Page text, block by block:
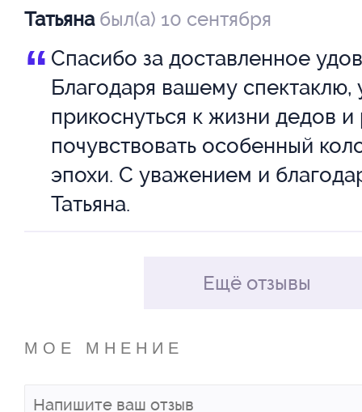
Новой сцене.
Рассадка свободная, при
норм социального
соответствии с Указом Мэра
июля 2020 г. № 77-УМ.
колеса. Кондуктор, нажми на
маменьке родной с
спешу показаться на глаза».
Но озорных, конечно, больше.
незабываемый «Цыпленок
Приходите! Не пожалеете.
Татьянабыл(а) 10 сентября
“ Спасибо за доставленное
Благодаря вашему спектаклю,
прикоснуться к жизни дедов и
почувствовать особенный
эпохи. С уважением и
Татьяна.
Ещё отзывы
МОЕ МНЕНИЕ